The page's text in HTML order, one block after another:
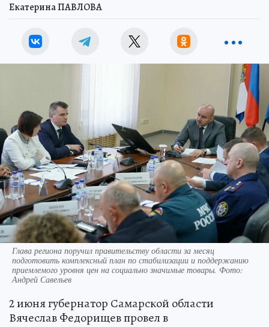
Екатерина ПАВЛОВА
Глава региона поручил правительству области за месяц
подготовить комплексный план по стабилизации и поддержанию
приемлемого уровня цен на социально значимые товары. Фото:
Андрей Савельев
2 июня губернатор Самарской области
Вячеслав Федорищев провел в